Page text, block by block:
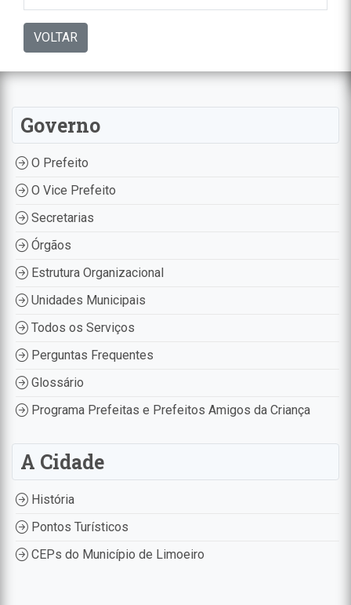
VOLTAR
Governo
O Prefeito
O Vice Prefeito
Secretarias
Órgãos
Estrutura Organizacional
Unidades Municipais
Todos os Serviços
Perguntas Frequentes
Glossário
Programa Prefeitas e Prefeitos Amigos da Criança
A Cidade
História
Pontos Turísticos
CEPs do Município de Limoeiro